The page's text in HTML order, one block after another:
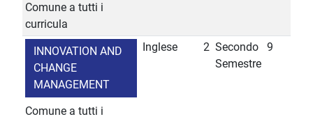
Comune a tutti i
curricula
INNOVATION AND
CHANGE
MANAGEMENT
Comune a tutti i
Inglese 2 Secondo
Semestre
9